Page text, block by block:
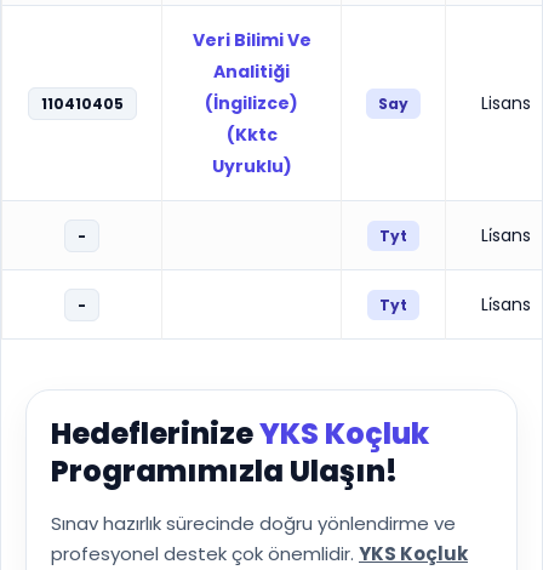
110410405
Veri Bilimi Ve
Analitiği
(İngilizce)
(Kktc
Uyruklu)
Say Lisans
- Tyt Li̇sans
- Tyt Li̇sans
HedeflerinizeYKS Koçluk
Programımızla Ulaşın!
Sınav hazırlık sürecinde doğru yönlendirme ve
profesyonel destek çok önemlidir. YKS Koçluk